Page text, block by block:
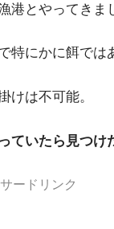
港とやってきま
にかに餌では
けは不可能。
ていたら見つけ
ードリンク